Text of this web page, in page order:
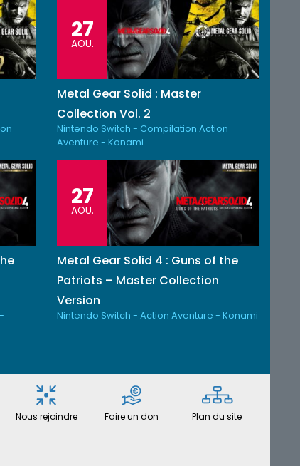
27
AOU.
Metal Gear Solid : Master
Collection Vol. 2
Nintendo Switch - Compilation Action
Aventure - Konami
27
AOU.
Metal Gear Solid 4 : Guns of the
Patriots – Master Collection
Version
Nintendo Switch - Action Aventure - Konami
Nous rejoindre Faire un don Plan du site